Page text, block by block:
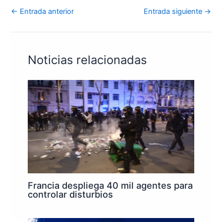
← Entrada anterior Entrada siguiente →
Noticias relacionadas
Francia despliega 40 mil agentes para
controlar disturbios